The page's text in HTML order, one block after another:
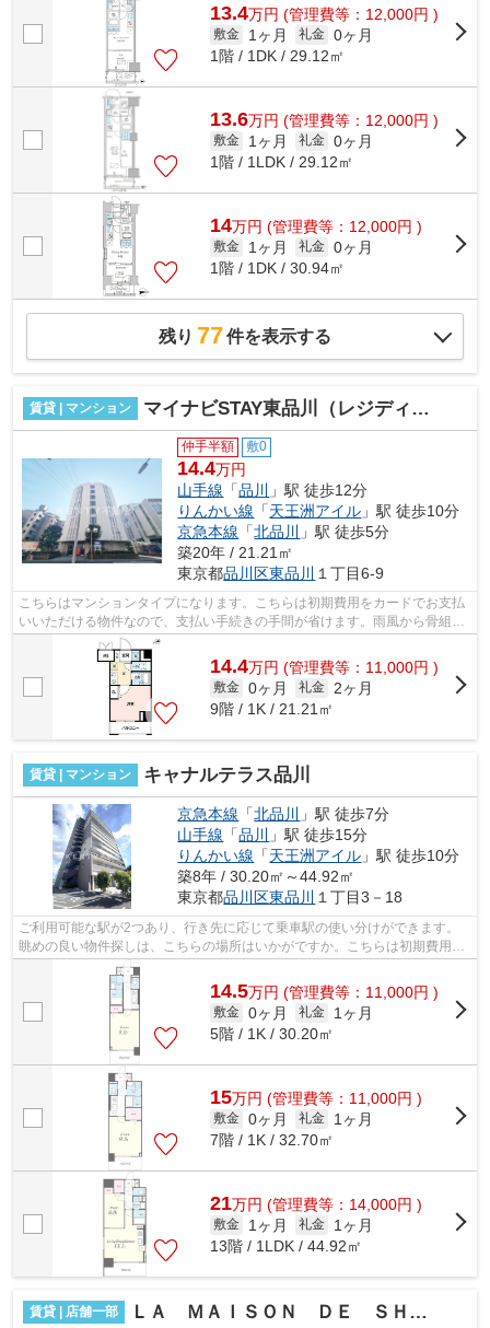
13.4万円 (管理費等：12,000円 )
敷金 1ヶ月 礼金 0ヶ月
1階 / 1DK / 29.12㎡
13.6万円 (管理費等：12,000円 )
敷金 1ヶ月 礼金 0ヶ月
1階 / 1LDK / 29.12㎡
14万円 (管理費等：12,000円 )
敷金 1ヶ月 礼金 0ヶ月
1階 / 1DK / 30.94㎡
残り 77件を表示する
賃貸 | マンション マイナビSTAY東品川（レジディア東品川）
仲手半額 敷0
14.4万円
山手線 「品川
」駅 徒歩12分
りんかい線 「天王洲アイル 」駅 徒歩10分
京急本線 「北品川
」駅 徒歩5分
築20年 / 21.21㎡
東京都品川区東品川 １丁目6-9
こちらはマンションタイプになります。こちらは初期費用をカードでお支払
いいただける物件なので、支払い手続きの手間が省けます。雨風から骨組み
を守ってくれるのが、外観タイル張り...
14.4万円 (管理費等：11,000円 )
敷金 0ヶ月 礼金
2ヶ月
9階 / 1K / 21.21㎡
賃貸 | マンション キャナルテラス品川
京急本線 「北品川
」駅 徒歩7分
山手線 「品川
」駅 徒歩15分
りんかい線 「天王洲アイル 」駅 徒歩10分
築8年 / 30.20㎡～44.92㎡
東京都品川区東品川 １丁目3－18
ご利用可能な駅が2つあり、行き先に応じて乗車駅の使い分けができます。
眺めの良い物件探しは、こちらの場所はいかがですか。こちらは初期費用を
カードでお支払いいただける物件です。...
14.5万円 (管理費等：11,000円 )
敷金 0ヶ月 礼金
1ヶ月
5階 / 1K / 30.20㎡
15万円 (管理費等：11,000円 )
敷金 0ヶ月 礼金
1ヶ月
7階 / 1K / 32.70㎡
21万円 (管理費等：14,000円 )
敷金 1ヶ月 礼金
1ヶ月
13階 / 1LDK / 44.92㎡
賃貸 | 店舗一部 ＬＡ ＭＡＩＳＯＮ ＤＥ ＳＨＩＯＮ